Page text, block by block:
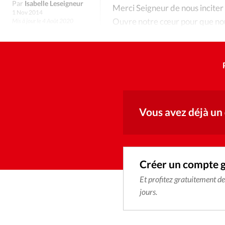
Relations
Tour du monde des
Vie
Par Isabelle Leseigneur
1 Nov 2014
Merci Seigneur de nous
Ouvre notre cœur pour que
Vous avez déjà
Créer un compte
Et profitez gratuitement
jours.